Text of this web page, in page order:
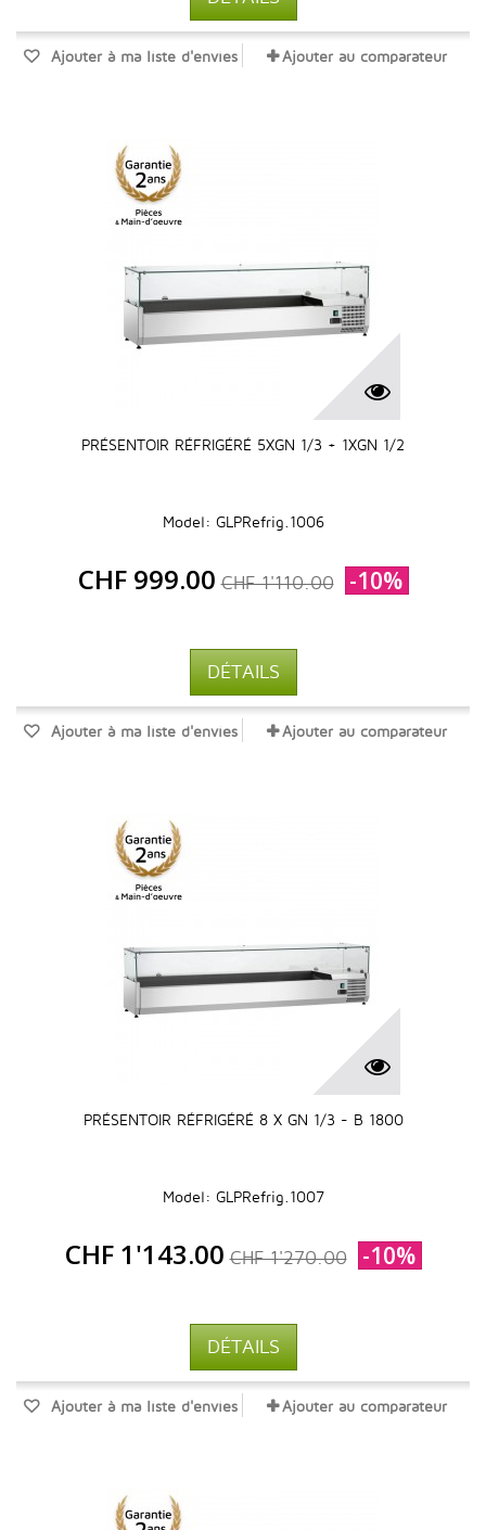
Ajouter à ma liste d'envies Ajouter au comparateur
PRÉSENTOIR RÉFRIGÉRÉ 5XGN 1/3 + 1XGN 1/2
Model: GLPRefrig.1006
CHF 999.00 CHF 1'110.00 -10%
DÉTAILS
Ajouter à ma liste d'envies Ajouter au comparateur
PRÉSENTOIR RÉFRIGÉRÉ 8 X GN 1/3 - B 1800
Model: GLPRefrig.1007
CHF 1'143.00 CHF 1'270.00 -10%
DÉTAILS
Ajouter à ma liste d'envies Ajouter au comparateur